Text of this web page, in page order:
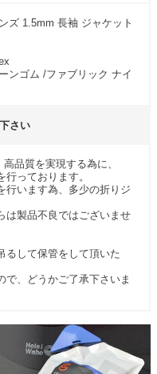
ズ 1.5mm 長袖 ジャケット
ンゴム /ファブリック ナイ
さい
品質を実現する為に、
っております。
行います為、多少の折りジ
は製品不良ではございませ
るして保管をして頂いた
で、どうかご了承下さいま